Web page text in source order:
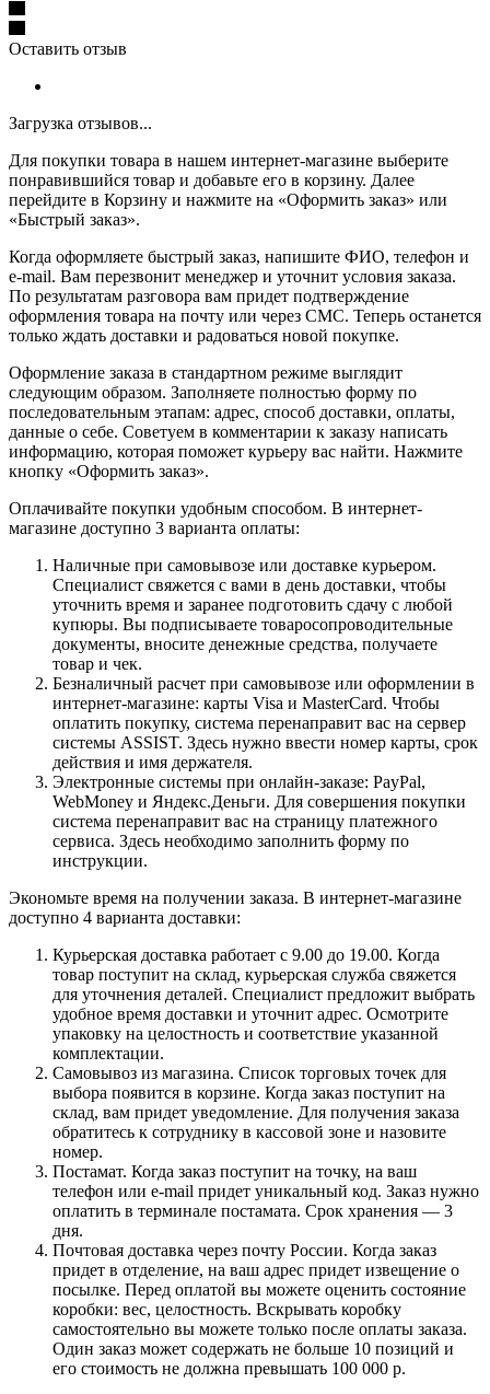
Оставить отзыв
Загрузка отзывов...
Для покупки товара в нашем интернет-магазине выберите
понравившийся товар и добавьте его в корзину. Далее
перейдите в Корзину и нажмите на «Оформить заказ» или
«Быстрый заказ».
Когда оформляете быстрый заказ, напишите ФИО, телефон и
e-mail. Вам перезвонит менеджер и уточнит условия заказа.
По результатам разговора вам придет подтверждение
оформления товара на почту или через СМС. Теперь останется
только ждать доставки и радоваться новой покупке.
Оформление заказа в стандартном режиме выглядит
следующим образом. Заполняете полностью форму по
последовательным этапам: адрес, способ доставки, оплаты,
данные о себе. Советуем в комментарии к заказу написать
информацию, которая поможет курьеру вас найти. Нажмите
кнопку «Оформить заказ».
Оплачивайте покупки удобным способом. В интернет-
магазине доступно 3 варианта оплаты:
Наличные при самовывозе или доставке курьером.
Специалист свяжется с вами в день доставки, чтобы
уточнить время и заранее подготовить сдачу с любой
купюры. Вы подписываете товаросопроводительные
документы, вносите денежные средства, получаете
товар и чек.
Безналичный расчет при самовывозе или оформлении в
интернет-магазине: карты Visa и MasterCard. Чтобы
оплатить покупку, система перенаправит вас на сервер
системы ASSIST. Здесь нужно ввести номер карты, срок
действия и имя держателя.
Электронные системы при онлайн-заказе: PayPal,
WebMoney и Яндекс.Деньги. Для совершения покупки
система перенаправит вас на страницу платежного
сервиса. Здесь необходимо заполнить форму по
инструкции.
Экономьте время на получении заказа. В интернет-магазине
доступно 4 варианта доставки:
Курьерская доставка работает с 9.00 до 19.00. Когда
товар поступит на склад, курьерская служба свяжется
для уточнения деталей. Специалист предложит выбрать
удобное время доставки и уточнит адрес. Осмотрите
упаковку на целостность и соответствие указанной
комплектации.
Самовывоз из магазина. Список торговых точек для
выбора появится в корзине. Когда заказ поступит на
склад, вам придет уведомление. Для получения заказа
обратитесь к сотруднику в кассовой зоне и назовите
номер.
Постамат. Когда заказ поступит на точку, на ваш
телефон или e-mail придет уникальный код. Заказ нужно
оплатить в терминале постамата. Срок хранения — 3
дня.
Почтовая доставка через почту России. Когда заказ
придет в отделение, на ваш адрес придет извещение о
посылке. Перед оплатой вы можете оценить состояние
коробки: вес, целостность. Вскрывать коробку
самостоятельно вы можете только после оплаты заказа.
Один заказ может содержать не больше 10 позиций и
его стоимость не должна превышать 100 000 р.